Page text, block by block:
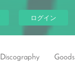
ログイン
Discography Goods